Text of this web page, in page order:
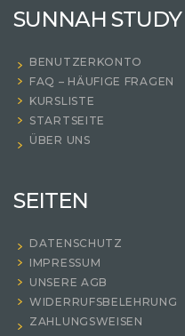
SUNNAH STUDY
BENUTZERKONTO
FAQ – HÄUFIGE FRAGEN
KURSLISTE
STARTSEITE
ÜBER UNS
SEITEN
DATENSCHUTZ
IMPRESSUM
UNSERE AGB
WIDERRUFSBELEHRUNG
ZAHLUNGSWEISEN